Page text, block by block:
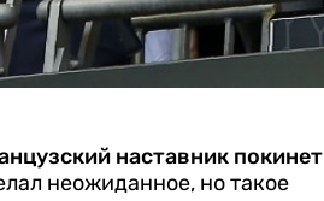
наставник покинет
неожиданное, но такое